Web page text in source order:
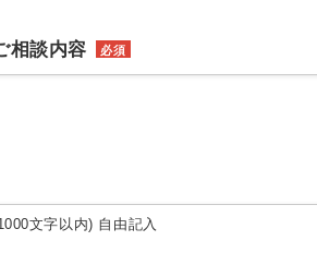
相談内容 必須
文字以内) 自由記入